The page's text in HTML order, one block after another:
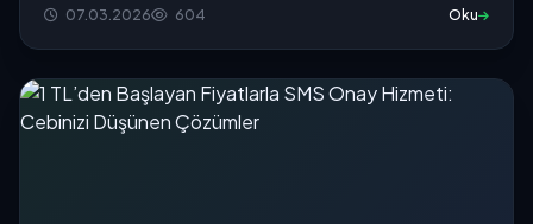
07.03.2026 604 Oku